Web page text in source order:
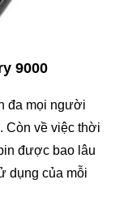
9000
đa mọi người
Còn về việc thời
được bao lâu
dụng của mỗi